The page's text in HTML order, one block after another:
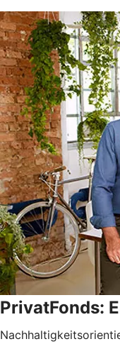
PrivatFonds: